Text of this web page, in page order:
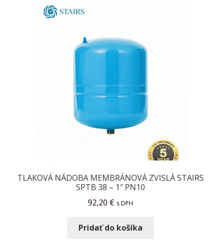
TLAKOVÁ NÁDOBA MEMBRÁNOVÁ ZVISLÁ STAIRS
SPTB 38 – 1″ PN10
92,20 € s DPH
Pridať do košíka